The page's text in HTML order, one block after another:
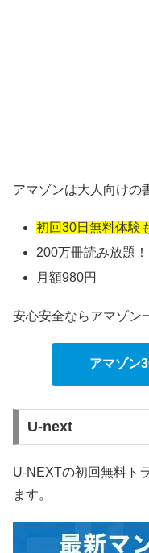
アマゾンは大人向けの
初回30日無料体験
200万冊読み放題！
月額980円
安心安全ならアマゾン
アマゾン
U-next
U-NEXTの初回無料ト
ます。